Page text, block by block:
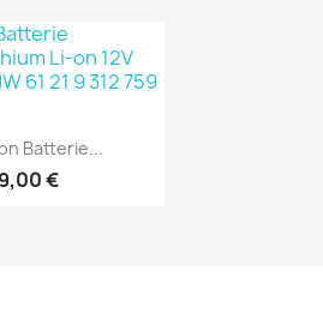
rapide
Batterie...
€